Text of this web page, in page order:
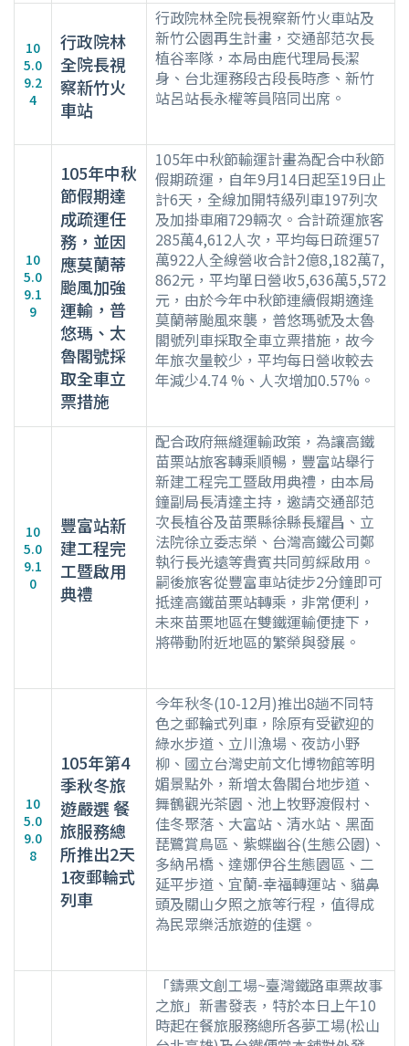
10
5.0
9.2
4
行政院林
全院長視
察新竹火
車站
行政院林全院長視察新竹火車站及
新竹公園再生計畫，交通部范次長
植谷率隊，本局由鹿代理局長潔
身、台北運務段古段長時彥、新竹
站呂站長永權等員陪同出席。
10
5.0
9.1
9
105年中秋
節假期達
成疏運任
務，並因
應莫蘭蒂
颱風加強
運輸，普
悠瑪、太
魯閣號採
取全車立
票措施
105年中秋節輸運計畫為配合中秋節
假期疏運，自年9月14日起至19日止
計6天，全線加開特級列車197列次
及加掛車廂729輛次。合計疏運旅客
285萬4,612人次，平均每日疏運57
萬922人全線營收合計2億8,182萬7,
862元，平均單日營收5,636萬5,572
元，由於今年中秋節連續假期適逢
莫蘭蒂颱風來襲，普悠瑪號及太魯
閣號列車採取全車立票措施，故今
年旅次量較少，平均每日營收較去
年減少4.74 %、人次增加0.57%。
10
5.0
9.1
0
豐富站新
建工程完
工暨啟用
典禮
配合政府無縫運輸政策，為讓高鐵
苗栗站旅客轉乘順暢，豐富站舉行
新建工程完工暨啟用典禮，由本局
鐘副局長清達主持，邀請交通部范
次長植谷及苗栗縣徐縣長耀昌、立
法院徐立委志榮、台灣高鐵公司鄭
執行長光遠等貴賓共同剪綵啟用。
嗣後旅客從豐富車站徒步2分鐘即可
抵達高鐵苗栗站轉乘，非常便利，
未來苗栗地區在雙鐵運輸便捷下，
將帶動附近地區的繁榮與發展。
10
5.0
9.0
8
105年第4
季秋冬旅
遊嚴選 餐
旅服務總
所推出2天
1夜郵輪式
列車
今年秋冬(10-12月)推出8趟不同特
色之郵輪式列車，除原有受歡迎的
綠水步道、立川漁場、夜訪小野
柳、國立台灣史前文化博物館等明
媚景點外，新增太魯閣台地步道、
舞鶴觀光茶園、池上牧野渡假村、
佳冬聚落、大富站、清水站、黑面
琵鷺賞鳥區、紫蝶幽谷(生態公園)、
多納吊橋、達娜伊谷生態園區、二
延平步道、宜蘭-幸福轉運站、貓鼻
頭及關山夕照之旅等行程，值得成
為民眾樂活旅遊的佳選。
「鑄票文創工場~臺灣鐵路車票故事
之旅」新書發表，特於本日上午10
時起在餐旅服務總所各夢工場(松山